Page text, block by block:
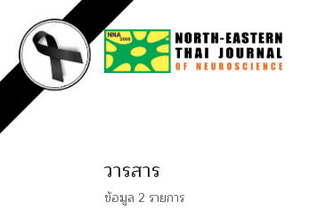
วารสาร
ข้อมูล 2 รายการ